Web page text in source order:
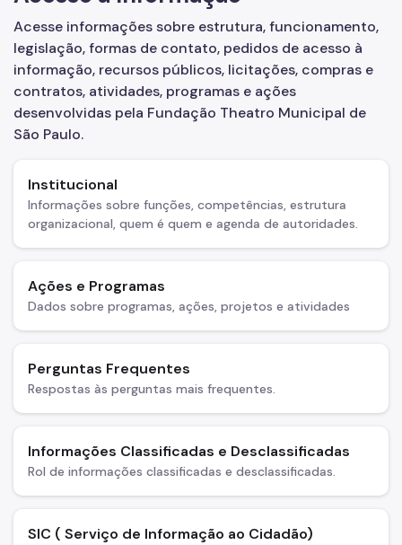
Centro de Documentação e Memória
Fale Conosco
Sala de Imprensa
Notícias
Acesse informações sobre estrutura, funcionamento,
legislação, formas de contato, pedidos de acesso à
informação, recursos públicos, licitações, compras e
contratos, atividades, programas e ações
desenvolvidas pela Fundação Theatro Municipal de
São Paulo.
Institucional
Informações sobre funções, competências, estrutura
organizacional, quem é quem e agenda de autoridades.
Ações e Programas
Dados sobre programas, ações, projetos e atividades
Perguntas Frequentes
Respostas às perguntas mais frequentes.
Informações Classificadas e Desclassificadas
Rol de informações classificadas e desclassificadas.
SIC ( Serviço de Informação ao Cidadão)